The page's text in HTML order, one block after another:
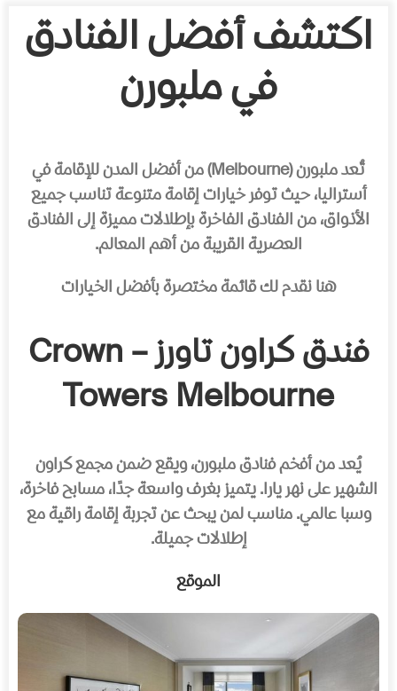
اكتشف أفضل الفنادق
في ملبورن
تُعد ملبورن (Melbourne) من أفضل المدن للإقامة في
أستراليا، حيث توفر خيارات إقامة متنوعة تناسب جميع
الأذواق، من الفنادق الفاخرة بإطلالات مميزة إلى الفنادق
العصرية القريبة من أهم المعالم.
هنا نقدم لك قائمة مختصرة بأفضل الخيارات
فندق كراون تاورز – Crown
Towers Melbourne
يُعد من أفخم فنادق ملبورن، ويقع ضمن مجمع كراون
الشهير على نهر يارا. يتميز بغرف واسعة جدًا، مسابح فاخرة،
وسبا عالمي. مناسب لمن يبحث عن تجربة إقامة راقية مع
إطلالات جميلة.
الموقع